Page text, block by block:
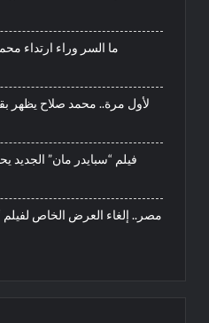
لأول مرة.. محمد صلاح يظهر
مصر.. إلغاء العرض الخاص